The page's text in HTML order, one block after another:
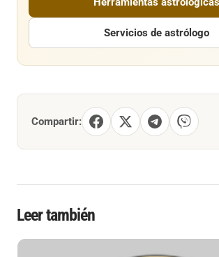
Servicios de astrólogo
Compartir:
Leer también